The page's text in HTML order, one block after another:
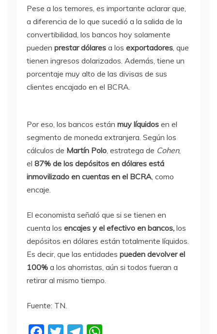
Pese a los temores, es importante aclarar que,
a diferencia de lo que sucedió a la salida de la
convertibilidad, los bancos hoy solamente
pueden prestar dólares a los exportadores, que
tienen ingresos dolarizados. Además, tiene un
porcentaje muy alto de las divisas de sus
clientes encajado en el BCRA.
Por eso, los bancos están muy líquidos en el
segmento de moneda extranjera. Según los
cálculos de Martín Polo, estratega de Cohen,
el 87% de los depósitos en dólares está
inmovilizado en cuentas en el BCRA, como
encaje.
El economista señaló que si se tienen en
cuenta los encajes y el efectivo en bancos, los
depósitos en dólares están totalmente líquidos.
Es decir, que las entidades pueden devolver el
100% a los ahorristas, aún si todos fueran a
retirar al mismo tiempo.
Fuente: TN.